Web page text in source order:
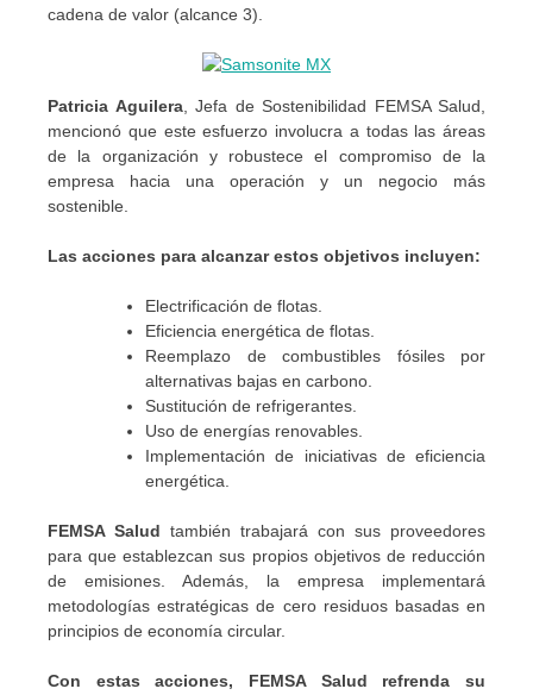
cadena de valor (alcance 3).
Patricia Aguilera, Jefa de Sostenibilidad FEMSA Salud,
mencionó que este esfuerzo involucra a todas las áreas
de la organización y robustece el compromiso de la
empresa hacia una operación y un negocio más
sostenible.
Las acciones para alcanzar estos objetivos incluyen:
Electrificación de flotas.
Eficiencia energética de flotas.
Reemplazo de combustibles fósiles por
alternativas bajas en carbono.
Sustitución de refrigerantes.
Uso de energías renovables.
Implementación de iniciativas de eficiencia
energética.
FEMSA Salud también trabajará con sus proveedores
para que establezcan sus propios objetivos de reducción
de emisiones. Además, la empresa implementará
metodologías estratégicas de cero residuos basadas en
principios de economía circular.
Con estas acciones, FEMSA Salud refrenda su